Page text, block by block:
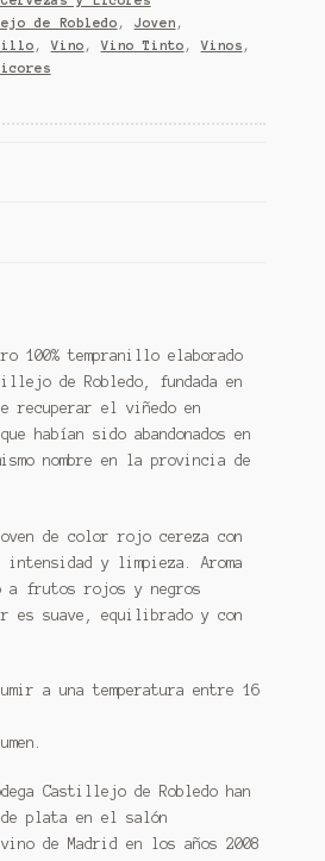
de Robledo , Joven ,
,Vino ,Vino Tinto ,Vinos ,
100% tempranillo elaborado
de Robledo, fundada en
recuperar el viñedo en
habían sido abandonados en
nombre en la provincia de
de color rojo cereza con
intensidad y limpieza. Aroma
a frutos rojos y negros
es suave, equilibrado y con
a una temperatura entre 16
Castillejo de Robledo han
de plata en el salón
de Madrid en los años 2008